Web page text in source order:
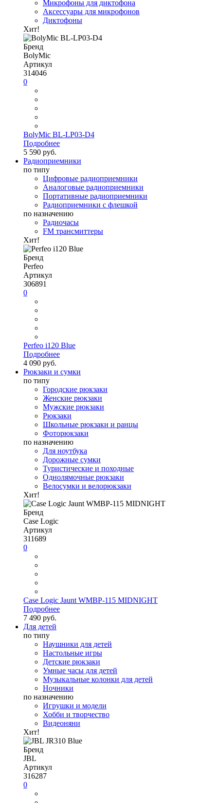
Микрофоны для диктофона
Аксессуары для микрофонов
Диктофоны
Хит!
Бренд
BolyMic
Артикул
314046
0
BolyMic BL-LP03-D4
Подробнее
5 590 руб.
Радиоприемники
по типу
Цифровые радиоприемники
Аналоговые радиоприемники
Портативные радиоприемники
Радиоприемники с флешкой
по назначению
Радиочасы
FM трансмиттеры
Хит!
Бренд
Perfeo
Артикул
306891
0
Perfeo i120 Blue
Подробнее
4 090 руб.
Рюкзаки и сумки
по типу
Городские рюкзаки
Женские рюкзаки
Мужские рюкзаки
Рюкзаки
Школьные рюкзаки и ранцы
Фоторюкзаки
по назначению
Для ноутбука
Дорожные сумки
Туристические и походные
Однолямочные рюкзаки
Велосумки и велорюкзаки
Хит!
Бренд
Case Logic
Артикул
311689
0
Case Logic Jaunt WMBP-115 MIDNIGHT
Подробнее
7 490 руб.
Для детей
по типу
Наушники для детей
Настольные игры
Детские рюкзаки
Умные часы для детей
Музыкальные колонки для детей
Ночники
по назначению
Игрушки и модели
Хобби и творчество
Видеоняни
Хит!
Бренд
JBL
Артикул
316287
0